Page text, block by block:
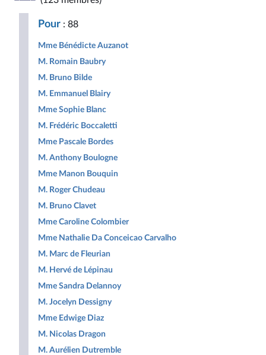
Républicaine
Pour : 88
Mme Bénédicte Auzanot
M. Romain Baubry
M. Bruno Bilde
M. Emmanuel Blairy
Mme Sophie Blanc
M. Frédéric Boccaletti
Mme Pascale Bordes
M. Anthony Boulogne
Mme Manon Bouquin
M. Roger Chudeau
M. Bruno Clavet
Mme Caroline Colombier
Mme Nathalie Da Conceicao Carvalho
M. Marc de Fleurian
M. Hervé de Lépinau
Mme Sandra Delannoy
M. Jocelyn Dessigny
Mme Edwige Diaz
M. Nicolas Dragon
M. Aurélien Dutremble